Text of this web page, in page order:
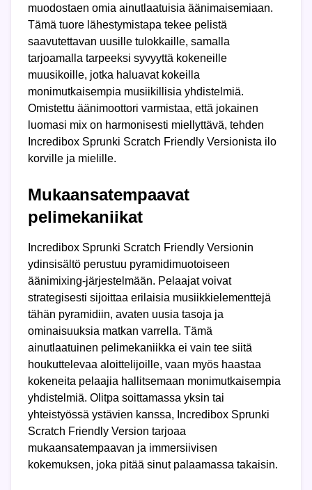
muodostaen omia ainutlaatuisia äänimaisemiaan.
Tämä tuore lähestymistapa tekee pelistä
saavutettavan uusille tulokkaille, samalla
tarjoamalla tarpeeksi syvyyttä kokeneille
muusikoille, jotka haluavat kokeilla
monimutkaisempia musiikillisia yhdistelmiä.
Omistettu äänimoottori varmistaa, että jokainen
luomasi mix on harmonisesti miellyttävä, tehden
Incredibox Sprunki Scratch Friendly Versionista ilo
korville ja mielille.
Mukaansatempaavat
pelimekaniikat
Incredibox Sprunki Scratch Friendly Versionin
ydinsisältö perustuu pyramidimuotoiseen
äänimixing-järjestelmään. Pelaajat voivat
strategisesti sijoittaa erilaisia musiikkielementtejä
tähän pyramidiin, avaten uusia tasoja ja
ominaisuuksia matkan varrella. Tämä
ainutlaatuinen pelimekaniikka ei vain tee siitä
houkuttelevaa aloittelijoille, vaan myös haastaa
kokeneita pelaajia hallitsemaan monimutkaisempia
yhdistelmiä. Olitpa soittamassa yksin tai
yhteistyössä ystävien kanssa, Incredibox Sprunki
Scratch Friendly Version tarjoaa
mukaansatempaavan ja immersiivisen
kokemuksen, joka pitää sinut palaamassa takaisin.